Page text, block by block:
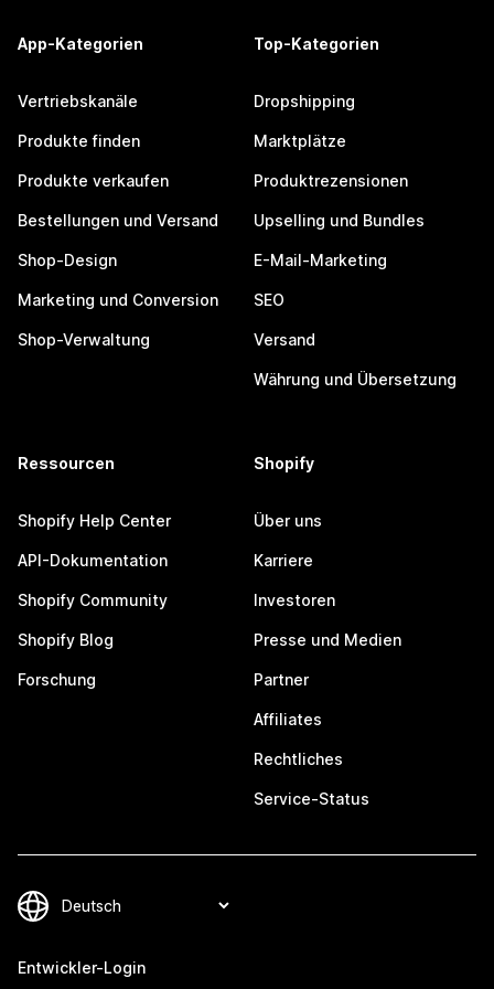
App-Kategorien
Vertriebskanäle
Produkte finden
Produkte verkaufen
Bestellungen und Versand
Shop-Design
Marketing und Conversion
Shop-Verwaltung
Top-Kategorien
Dropshipping
Marktplätze
Produktrezensionen
Upselling und Bundles
E-Mail-Marketing
SEO
Versand
Währung und Übersetzung
Ressourcen
Shopify Help Center
API-Dokumentation
Shopify Community
Shopify Blog
Forschung
Shopify
Über uns
Karriere
Investoren
Presse und Medien
Partner
Affiliates
Rechtliches
Service-Status
Entwickler-Login